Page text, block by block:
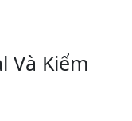
Và Kiểm